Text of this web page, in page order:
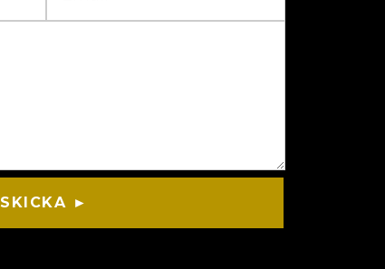
SKICKA ►